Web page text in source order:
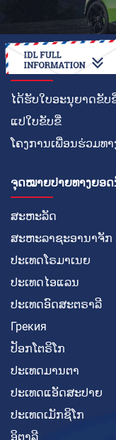
ວິທີໃນການ
ໄດ້ຮັບໃບອະນຸຍາດຂັ
ແປໃບຂັບຂີ່
ໂຄງການເພື່ອນຮ່ວມທາ
ຈຸດໝາຍປາຍທາງຍອ
ສະຫະລັດ
ສະຫະລາຊະອານາຈັກ
ປະເທດໂຣມາເນຍ
ປະເທດໄອແລນ
ປະເທດອົດສະຕຣາລີ
Грекия
ປັອກໂຕຣິໂກ
ປະເທດມານຕາ
ປະເທດແອັດສະປາຍ
ປະເທດເມັກຊິໂກ
ອິຕາລີ